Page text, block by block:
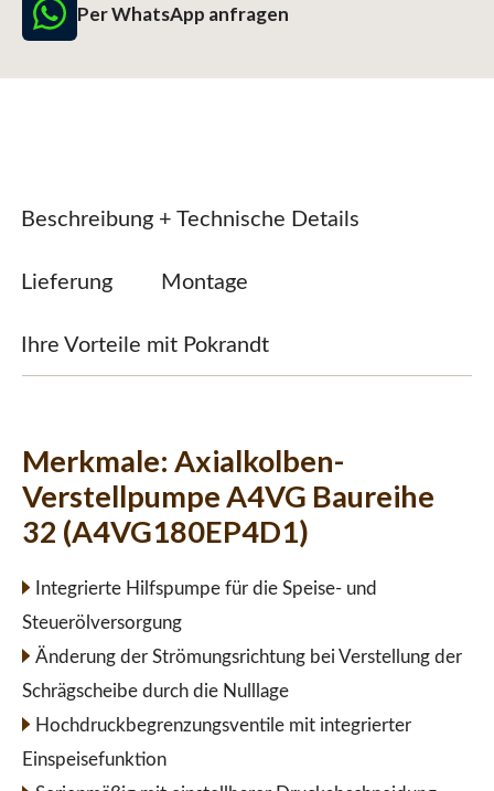
Per WhatsApp anfragen
Beschreibung + Technische Details
Lieferung Montage
Ihre Vorteile mit Pokrandt
Merkmale: Axialkolben-
Verstellpumpe A4VG Baureihe
32 (A4VG180EP4D1)
Integrierte Hilfspumpe für die Speise- und
Steuerölversorgung
Änderung der Strömungsrichtung bei Verstellung der
Schrägscheibe durch die Nulllage
Hochdruckbegrenzungsventile mit integrierter
Einspeisefunktion